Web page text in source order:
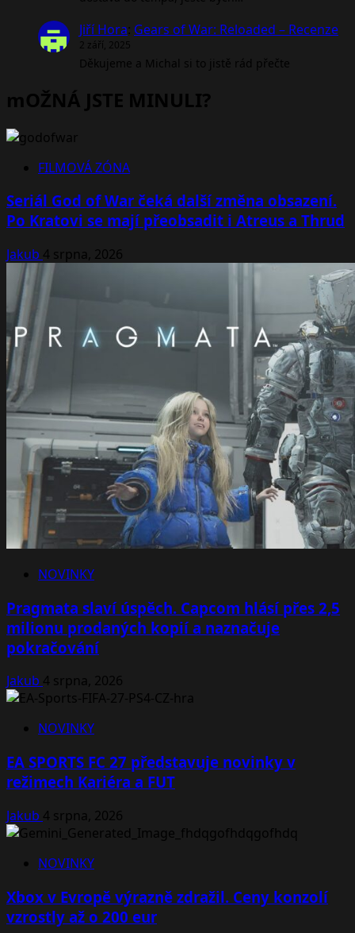
Jiří Hora: Gears of War: Reloaded – Recenze
2 září, 2025
Děkujeme a Michal si to jistě rád přečte
mOŽNÁ JSTE MINULI?
FILMOVÁ ZÓNA
Seriál God of War čeká další změna obsazení.
Po Kratovi se mají přeobsadit i Atreus a Thrud
Jakub 4 srpna, 2026
NOVINKY
Pragmata slaví úspěch. Capcom hlásí přes 2,5
milionu prodaných kopií a naznačuje
pokračování
Jakub 4 srpna, 2026
NOVINKY
EA SPORTS FC 27 představuje novinky v
režimech Kariéra a FUT
Jakub 4 srpna, 2026
NOVINKY
Xbox v Evropě výrazně zdražil. Ceny konzolí
vzrostly až o 200 eur